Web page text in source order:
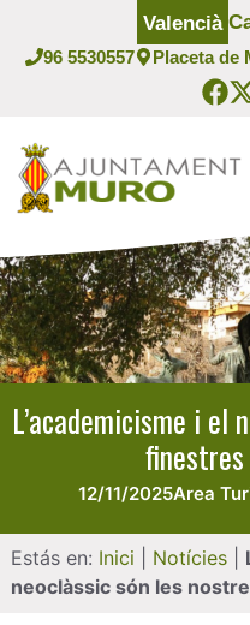
contingut
96 5530557 Placeta de
Valencià
L’academicisme i el
finestres
12/11/2025Area
Estás en: Inici Notícies|
neoclàssic són les